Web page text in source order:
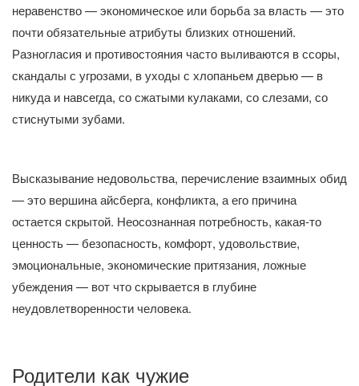
неравенство — экономическое или борьба за власть — это
почти обязательные атрибуты близких отношений.
Разногласия и противостояния часто выливаются в ссоры,
скандалы с угрозами, в уходы с хлопаньем дверью — в
никуда и навсегда, со сжатыми кулаками, со слезами, со
стиснутыми зубами.
Высказывание недовольства, перечисление взаимных обид
— это вершина айсберга, конфликта, а его причина
остается скрытой. Неосознанная потребность, какая-то
ценность — безопасность, комфорт, удовольствие,
эмоциональные, экономические притязания, ложные
убеждения — вот что скрывается в глубине
неудовлетворенности человека.
Родители как чужие